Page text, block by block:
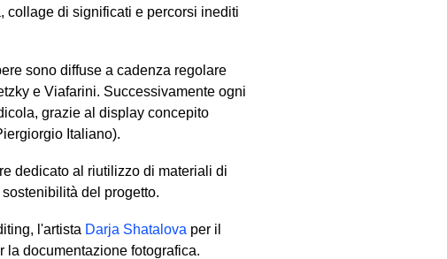
collage di significati e percorsi inediti
sono diffuse a cadenza regolare
e Viafarini. Successivamente ogni
grazie al display concepito
Italiano).
dedicato al riutilizzo di materiali di
del progetto.
l'artista Darja Shatalova per il
la documentazione fotografica.